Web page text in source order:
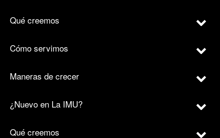
Qué creemos
Cómo servimos
Maneras de crecer
¿Nuevo en La IMU?
Qué creemos